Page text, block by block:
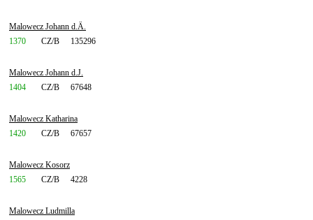
Malowecz Johann d.Ä.
1370
CZ/B 135296
Malowecz Johann d.J.
1404
CZ/B 67648
Malowecz Katharina
1420
CZ/B 67657
Malowecz Kosorz
1565
CZ/B 4228
Malowecz Ludmilla